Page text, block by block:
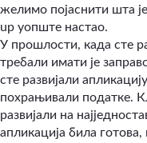
желимо појаснити шта
up уопште настао.
У прошлости, када сте
требали имати је
сте развијали
похрањивали податке.
развијали на
апликација била